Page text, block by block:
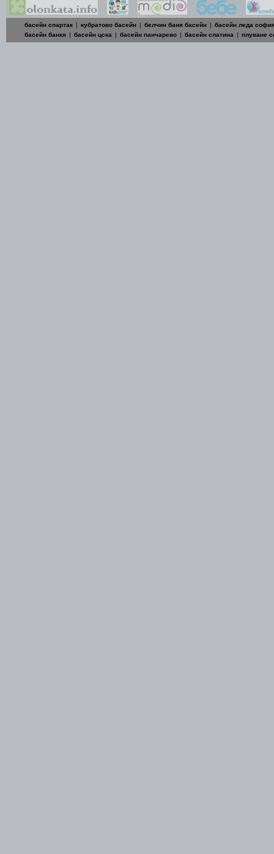
басейн спартак | кубратово басейн | белчин баня басейн | басейн леда
басейн банкя
| басейн цска | басейн панчарево | басейн слатина | плуване